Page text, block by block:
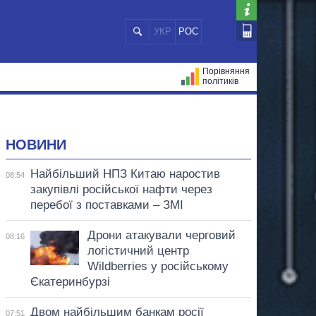
УКР РОС
Порівняння
політиків
НОВИНИ
08:54
Найбільший НПЗ Китаю наростив
закупівлі російської нафти через
перебої з поставками – ЗМІ
08:16
Дрони атакували черговий
логістичний центр
Wildberries у російському
Єкатеринбурзі
07:51
Двом найбільшим банкам росії